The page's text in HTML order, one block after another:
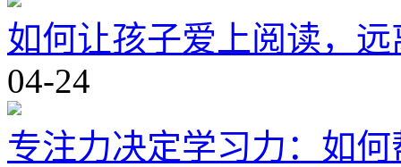
如何让孩子爱上阅读，
04-24
专注力决定学习力：如